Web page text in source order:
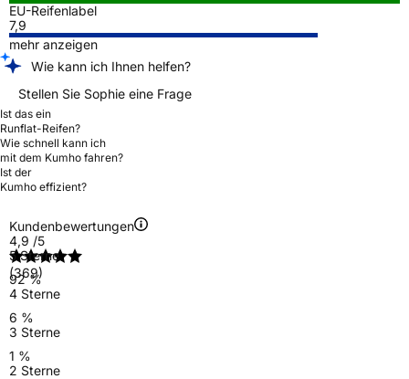
EU-Reifenlabel
7,9
mehr anzeigen
Wie kann ich Ihnen helfen?
Stellen Sie Sophie eine Frage
Ist das ein
Runflat-Reifen?
Wie schnell kann ich
mit dem Kumho fahren?
Ist der
Kumho effizient?
Kundenbewertungen
4,9 /5
(369)
5 Sterne
92 %
4 Sterne
6 %
3 Sterne
1 %
2 Sterne